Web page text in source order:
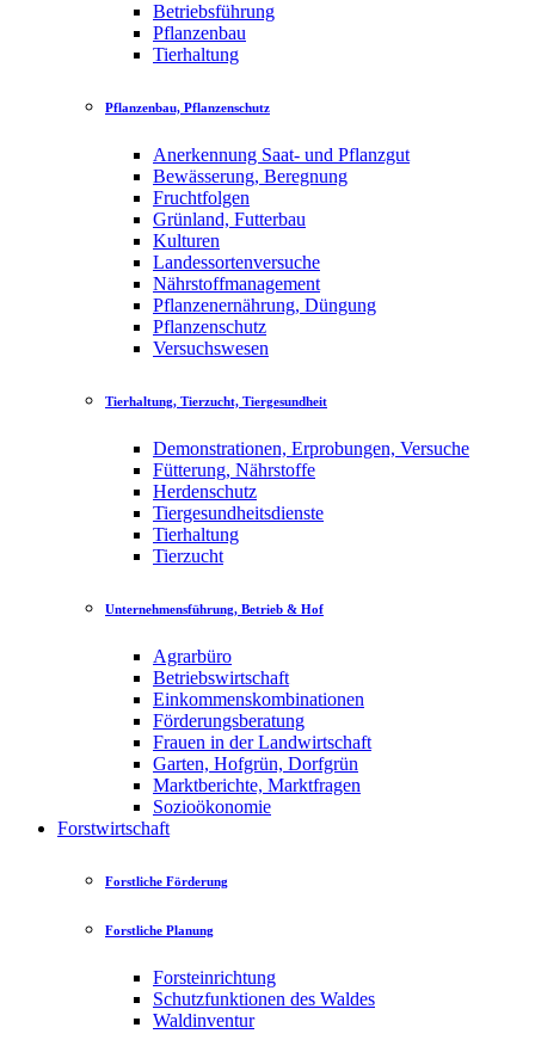
Betriebsführung
Pflanzenbau
Tierhaltung
Pflanzenbau, Pflanzenschutz
Anerkennung Saat- und Pflanzgut
Bewässerung, Beregnung
Fruchtfolgen
Grünland, Futterbau
Kulturen
Landessortenversuche
Nährstoffmanagement
Pflanzenernährung, Düngung
Pflanzenschutz
Versuchswesen
Tierhaltung, Tierzucht, Tiergesundheit
Demonstrationen, Erprobungen, Versuche
Fütterung, Nährstoffe
Herdenschutz
Tiergesundheitsdienste
Tierhaltung
Tierzucht
Unternehmensführung, Betrieb & Hof
Agrarbüro
Betriebswirtschaft
Einkommenskombinationen
Förderungsberatung
Frauen in der Landwirtschaft
Garten, Hofgrün, Dorfgrün
Marktberichte, Marktfragen
Sozioökonomie
Forstwirtschaft
Forstliche Förderung
Forstliche Planung
Forsteinrichtung
Schutzfunktionen des Waldes
Waldinventur